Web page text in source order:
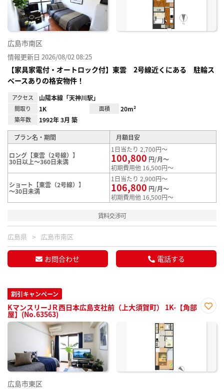
広島市南区
情報更新日 2026/08/02 08:25
【家具家電付・オートロック付】東雲 2号線近くにある 駐輪ス
ペースありの格安物件！
アクセス 山陽本線「天神川駅」
間取り 1K 面積 20m²
築年数 1992年 3月 築
プラン名・期間 月額目安
ロング【東雲（2号線）】
30日以上～360日未満
1日当たり 2,700円～
100,800 円/月～
初期費用他 16,500円～
ショート【東雲（2号線）】
～30日未満
1日当たり 2,900円～
106,800 円/月～
初期費用他 16,500円～
賃料交渉可
広島県 広島市南区
お問合わせ 電話する
割引キャンペーン
KマンスリーJＲ西日本広島支社前（上大須賀町） 1K-【角部
屋】(No.63563)
に入
広島市東区